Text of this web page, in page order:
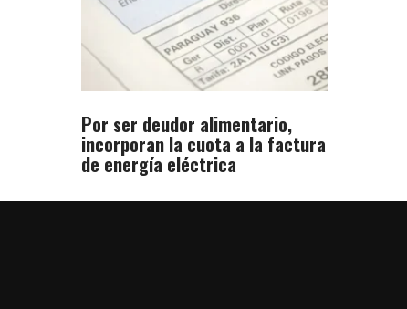
Por ser deudor alimentario,
incorporan la cuota a la factura
de energía eléctrica